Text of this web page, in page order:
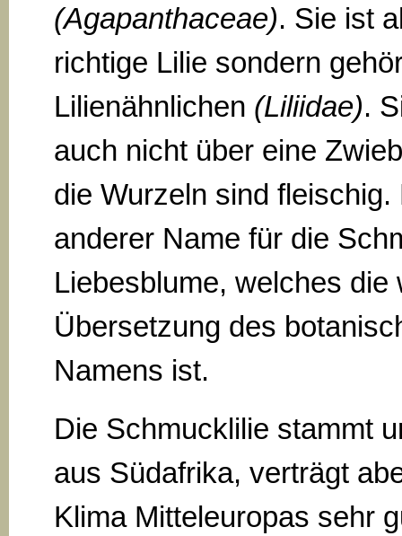
(Agapanthaceae). Sie ist
richtige Lilie sondern
Lilienähnlichen (Liliidae).
auch nicht über eine
die Wurzeln sind fleischig.
anderer Name für die
Liebesblume, welches die
Übersetzung des
Namens ist.
Die Schmucklilie stammt
aus Südafrika, verträgt
Klima Mitteleuropas sehr